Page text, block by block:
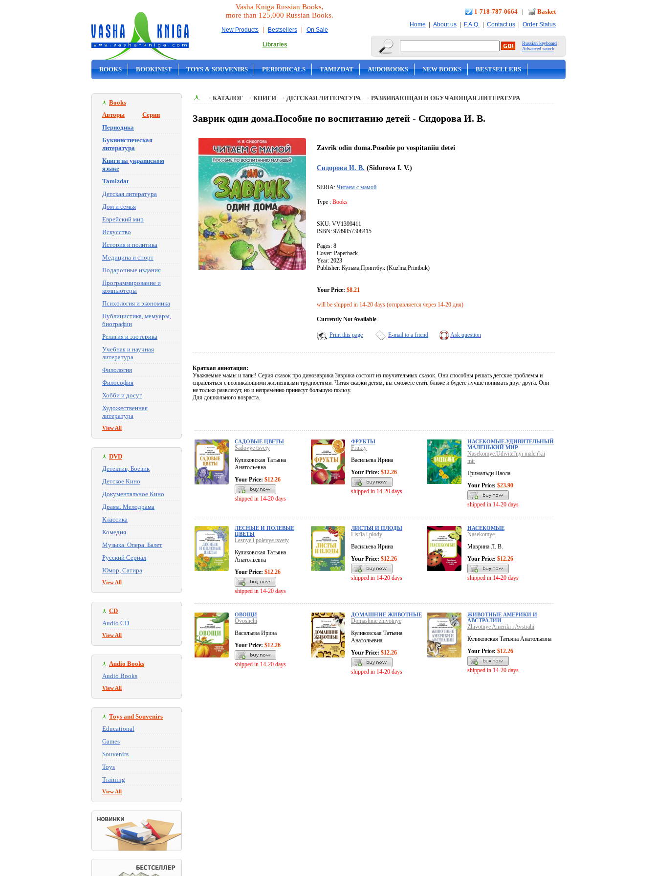
Vasha Kniga Russian Books,
more than 125,000 Russian Books.
New Products | Bestsellers | On Sale
Libraries
1-718-787-0664 | Basket
Home | About us | F.A.Q. | Contact us | Order Status
Russian keyboard
Advanced search
BOOKS BOOKINIST TOYS & SOUVENIRS PERIODICALS TAMIZDAT AUDOBOOKS NEW BOOKS BESTSELLERS
Books
Авторы
Серии
Периодика
Букинистическая
литература
Книги на украинском
языке
Tamizdat
Детская литература
Дом и семья
Еврейский мир
Искусство
История и политика
Медицина и спорт
Подарочные издания
Программирование и
компьютеры
Психология и экономика
Публицистика, мемуары,
биографии
Религия и эзотерика
Учебная и научная
литература
Филология
Философия
Хобби и досуг
Художественная
литература
View All
DVD
Детектив, Боевик
Детское Кино
Документальное Кино
Драма. Мелодрама
Классика
Комедия
Музыка. Опера. Балет
Русский Сериал
Юмор, Сатира
View All
CD
Audio CD
View All
Audio Books
Audio Books
View All
Toys and Souvenirs
Educational
Games
Souvenirs
Toys
Training
View All
КАТАЛОГ КНИГИ ДЕТСКАЯ ЛИТЕРАТУРА РАЗВИВАЮЩАЯ И ОБУЧАЮЩАЯ ЛИТЕРАТУРА
Заврик один дома.Пособие по воспитанию детей - Сидорова И. В.
Zavrik odin doma.Posobie po vospitaniiu detei
Сидорова И. В. (Sidorova I. V.)
SERIA: Читаем с мамой
Type : Books
SKU: VV1399411
ISBN: 9789857308415
Pages: 8
Cover: Paperback
Year: 2023
Publisher: Кузьма,Принтбук (Kuz'ma,Printbuk)
Your Price: $8.21
will be shipped in 14-20 days (отправляется через 14-20 дня)
Currently Not Available
Print this page E-mail to a friend Ask question
Краткая аннотация:
Уважаемые мамы и папы! Серия сказок про динозаврика Заврика состоит из поучительных сказок. Они способны решать детские проблемы и
справляться с возникающими жизненными трудностями. Читая сказки детям, вы сможете стать ближе и будете лучше понимать друг друга. Они
не только развлекут, но и непременно принесут большую пользу.
Для дошкольного возраста.
САДОВЫЕ ЦВЕТЫ
Sadovye tsvety
Куликовская Татьяна
Анатольевна
Your Price: $12.26
shipped in 14-20 days
ФРУКТЫ
Frukty
Васильева Ирина
Your Price: $12.26
shipped in 14-20 days
НАСЕКОМЫЕ.УДИВИТЕЛЬНЫЙ
МАЛЕНЬКИЙ МИР
Nasekomye.Udivitel'nyi malen'kii
mir
Гримальди Паола
Your Price: $23.90
shipped in 14-20 days
ЛЕСНЫЕ И ПОЛЕВЫЕ
ЦВЕТЫ
Lesnye i polevye tsvety
Куликовская Татьяна
Анатольевна
Your Price: $12.26
shipped in 14-20 days
ЛИСТЬЯ И ПЛОДЫ
List'ia i plody
Васильева Ирина
Your Price: $12.26
shipped in 14-20 days
НАСЕКОМЫЕ
Nasekomye
Маврина Л. В.
Your Price: $12.26
shipped in 14-20 days
ОВОЩИ
Ovoshchi
Васильева Ирина
Your Price: $12.26
shipped in 14-20 days
ДОМАШНИЕ ЖИВОТНЫЕ
Domashnie zhivotnye
Куликовская Татьяна
Анатольевна
Your Price: $12.26
shipped in 14-20 days
ЖИВОТНЫЕ АМЕРИКИ И
АВСТРАЛИИ
Zhivotnye Ameriki i Avstralii
Куликовская Татьяна Анатольевна
Your Price: $12.26
shipped in 14-20 days